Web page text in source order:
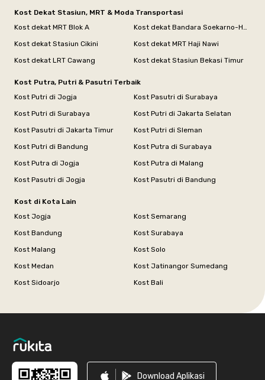
Kost Dekat Stasiun, MRT & Moda Transportasi
Kost dekat MRT Blok A
Kost dekat Stasiun Cikini
Kost dekat MRT Haji Nawi
Kost dekat LRT Cawang
Kost dekat Stasiun Bekasi Timur
Kost Putra, Putri & Pasutri Terbaik
Kost Putri di Jogja
Kost Pasutri di Surabaya
Kost Putri di Surabaya
Kost Putri di Jakarta Selatan
Kost Pasutri di Jakarta Timur
Kost Putri di Sleman
Kost Putri di Bandung
Kost Putra di Surabaya
Kost Putra di Jogja
Kost Putra di Malang
Kost Pasutri di Jogja
Kost Pasutri di Bandung
Kost di Kota Lain
Kost Jogja
Kost Semarang
Kost Bandung
Kost Surabaya
Kost Malang
Kost Solo
Kost Medan
Kost Jatinangor Sumedang
Kost Sidoarjo
Kost Bali
Download Aplikasi